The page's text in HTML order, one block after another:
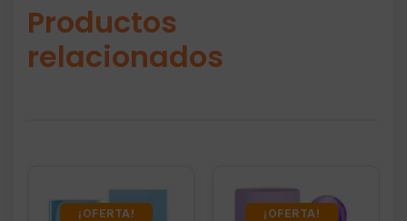
Productos
relacionados
¡OFERTA! ¡OFERTA!